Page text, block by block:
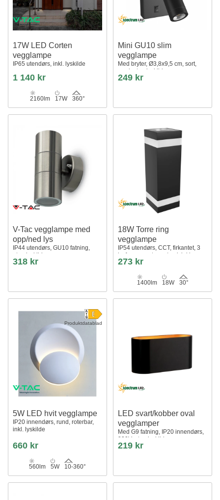
17W LED Corten
vegglampe
IP65 utendørs, inkl. lyskilde
1 140 kr
2160lm 17W 360°
Mini GU10 slim
vegglampe
Med bryter, Ø3,8x9,5 cm, sort,
rund, uten lyskilde
249 kr
V-Tac vegglampe med
opp/ned lys
IP44 utendørs, GU10 fatning,
uten lyskilde
318 kr
18W Torre ring
vegglampe
IP54 utendørs, CCT, firkantet, 3
lysfarger, sort, opp/ned, inkl.
lyskilde
273 kr
1400lm 18W 30°
Produktdatablad
5W LED hvit vegglampe
IP20 innendørs, rund, roterbar,
inkl. lyskilde
660 kr
560lm 5W 10-360°
LED svart/kobber oval
vegglamper
Med G9 fatning, IP20 innendørs,
230V, uten lyskilde
219 kr